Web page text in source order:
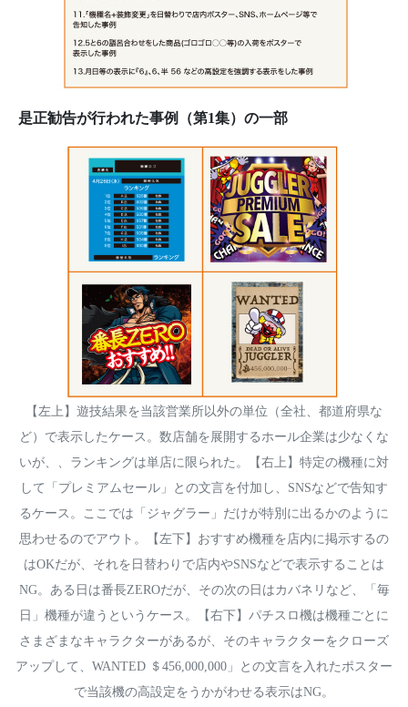
是正勧告が行われた事例（第1集）の一部
【左上】遊技結果を当該営業所以外の単位（全社、都道府県な
ど）で表示したケース。数店舗を展開するホール企業は少なくな
いが、、ランキングは単店に限られた。【右上】特定の機種に対
して「プレミアムセール」との文言を付加し、SNSなどで告知す
るケース。ここでは「ジャグラー」だけが特別に出るかのように
思わせるのでアウト。【左下】おすすめ機種を店内に掲示するの
はOKだが、それを日替わりで店内やSNSなどで表示することは
NG。ある日は番長ZEROだが、その次の日はカバネリなど、「毎
日」機種が違うというケース。【右下】パチスロ機は機種ごとに
さまざまなキャラクターがあるが、そのキャラクターをクローズ
アップして、WANTED ＄456,000,000」との文言を入れたポスター
で当該機の高設定をうかがわせる表示はNG。